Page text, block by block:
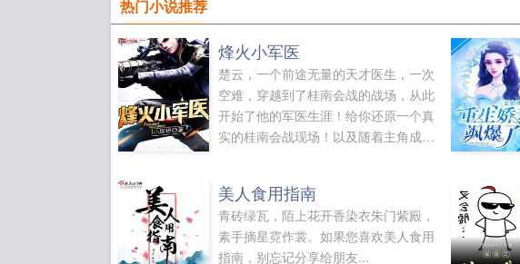
热门小说推荐
烽火小军医
楚云，一个前途无量的天才医生，一次
空难，穿越到了桂南会战的战场，从此
开始了他的军医生涯！给你还原一个真
实的桂南会战现场！以及随着主角成
美人食用指南
青砖绿瓦，陌上花开香染衣朱门紫殿，
素手摘星霓作裳。如果您喜欢美人食用
指南，别忘记分享给朋友...